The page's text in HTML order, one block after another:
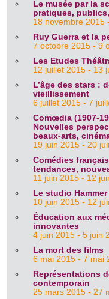
Le musée par la
pratiques,
18 novembre 2015
Ruy Guerra et la
7 octobre 2015 - 9
Les Etudes
12 juillet 2015 - 13
L’âge des stars :
vieillissement
6 juillet 2015 - 7
Comœdia (1907-
Nouvelles
beaux-arts,
19 juin 2015 - 20
Comédies
tendances,
11 juin 2015 - 12
Le studio
10 juin 2015 - 12
Éducation aux
innovantes
4 juin 2015 - 5 juin
La mort des films
6 mai 2015 - 7 mai
Représentations
contemporain
25 mars 2015 - 27